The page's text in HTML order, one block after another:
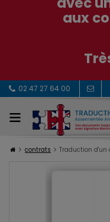
aux
02 47 27 64 00
contrats Traduction